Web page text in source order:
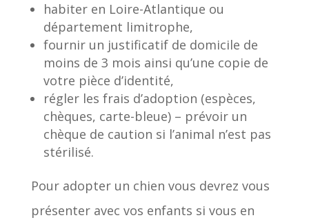
habiter en Loire-Atlantique ou
département limitrophe,
fournir un justificatif de domicile de
moins de 3 mois ainsi qu’une copie de
votre pièce d’identité,
régler les frais d’adoption (espèces,
chèques, carte-bleue) – prévoir un
chèque de caution si l’animal n’est pas
stérilisé.
Pour adopter un chien vous devrez vous
présenter avec vos enfants si vous en